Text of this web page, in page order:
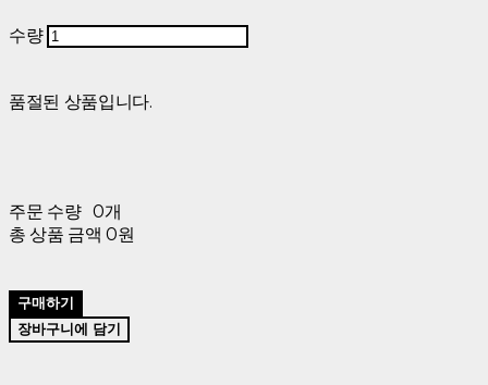
수량
품절된 상품입니다.
주문 수량 0개
총 상품 금액 0원
구매하기
장바구니에 담기